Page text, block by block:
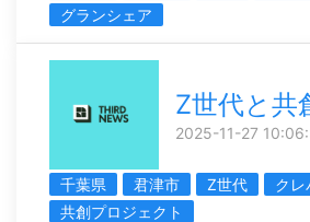
グランシェア
Z世代と共
2025-11-27
千葉県 君津市 Z世代
クレ
共創プロジェクト